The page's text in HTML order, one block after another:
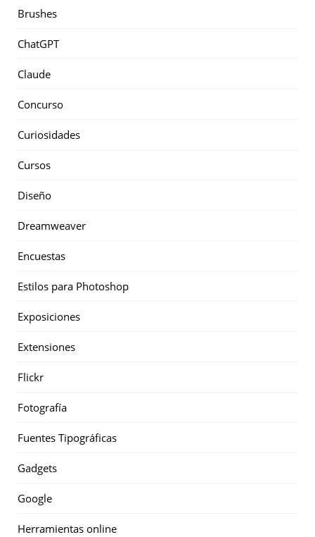
Brushes
ChatGPT
Claude
Concurso
Curiosidades
Cursos
Diseño
Dreamweaver
Encuestas
Estilos para Photoshop
Exposiciones
Extensiones
Flickr
Fotografía
Fuentes Tipográficas
Gadgets
Google
Herramientas online